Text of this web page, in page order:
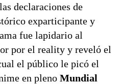
declaraciones de
exparticipante y
fue lapidario al
por el reality y reveló el
el público le picó el
en pleno Mundial